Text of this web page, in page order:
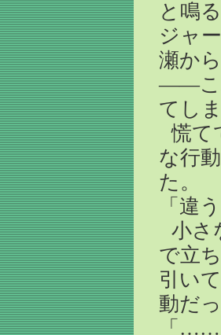
と鳴
ジャ
瀬か
――こ
てしま
慌て
な行
た。
「違う
小さ
で立
引い
動だっ
「……